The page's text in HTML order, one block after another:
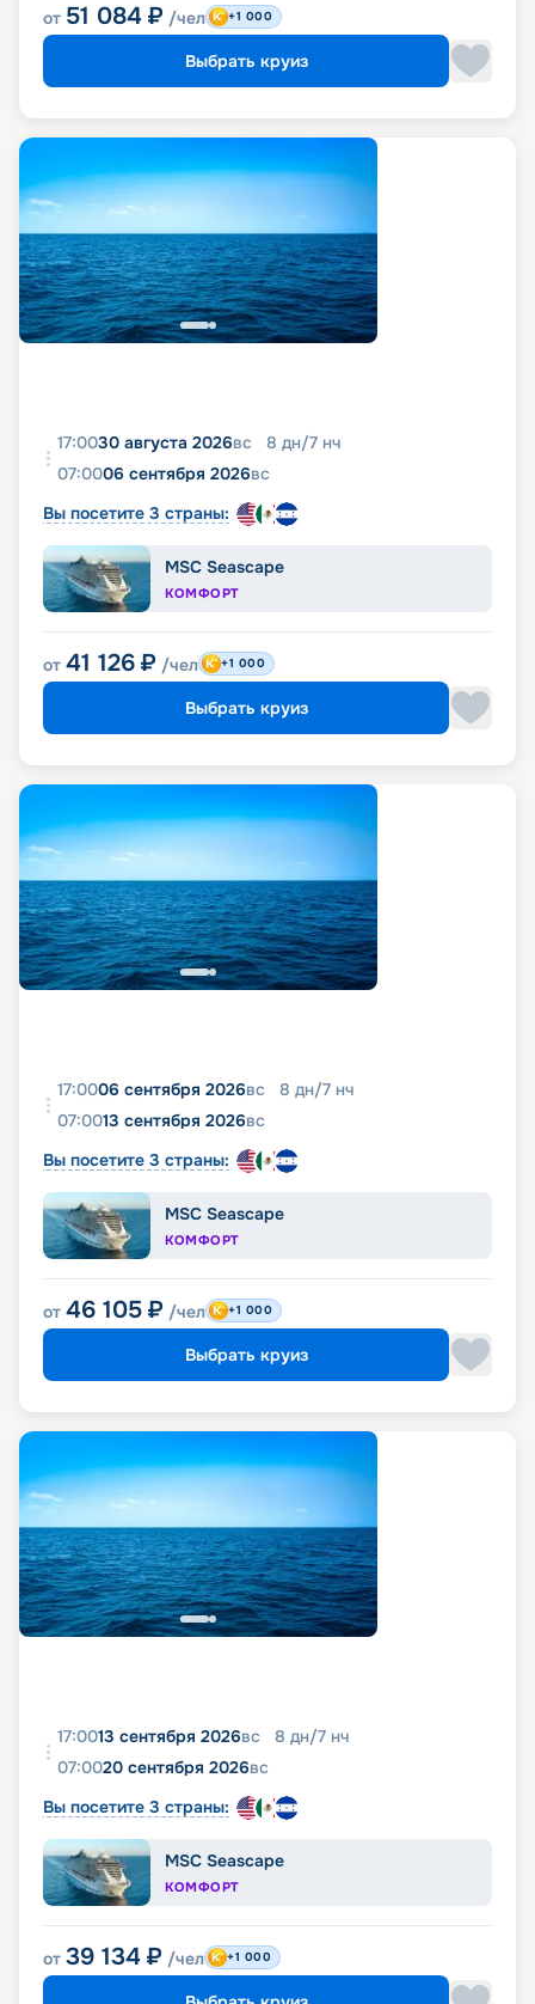
от 51 084 ₽ /чел +1 000
Выбрать круиз
17:0030 августа 2026вс 8 дн/7 нч
07:0006 сентября 2026вс
Вы посетите 3 страны:
MSC Seascape
КОМФОРТ
от 41 126 ₽ /чел +1 000
Выбрать круиз
17:0006 сентября 2026вс 8 дн/7 нч
07:0013 сентября 2026вс
Вы посетите 3 страны:
MSC Seascape
КОМФОРТ
от 46 105 ₽ /чел +1 000
Выбрать круиз
17:0013 сентября 2026вс 8 дн/7 нч
07:0020 сентября 2026вс
Вы посетите 3 страны:
MSC Seascape
КОМФОРТ
от 39 134 ₽ /чел +1 000